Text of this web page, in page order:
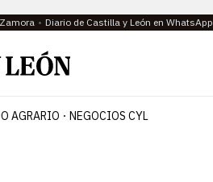
Diario de Castilla y León en WhatsApp
AGRARIO NEGOCIOS CYL